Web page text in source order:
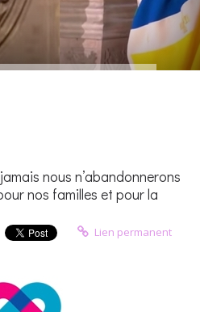
nous n’abandonnerons
nos familles et pour la
Lien permanent